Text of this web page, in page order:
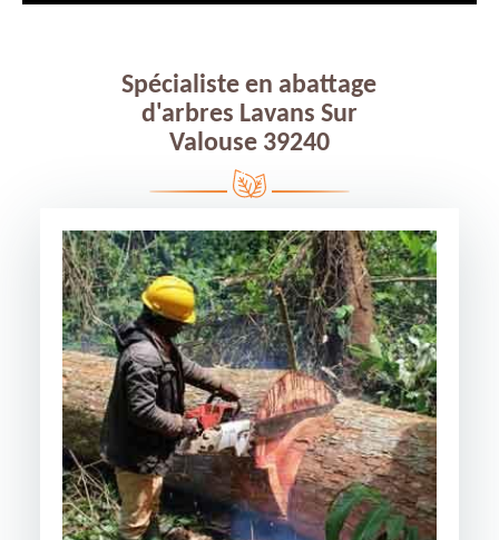
Spécialiste en abattage
d'arbres Lavans Sur
Valouse 39240